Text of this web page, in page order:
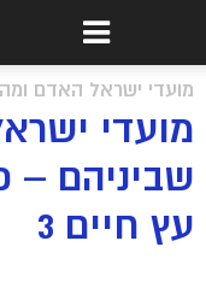
מועדי ישראל האדם
מועדי
שביניהם –
עץ חיים 3